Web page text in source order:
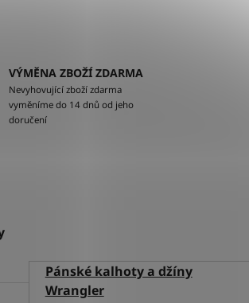
VÝMĚNA ZBOŽÍ ZDARMA
Nevyhovující zboží zdarma
vyměníme do 14 dnů od jeho
doručení
Pánské kalhoty a džíny
Wrangler